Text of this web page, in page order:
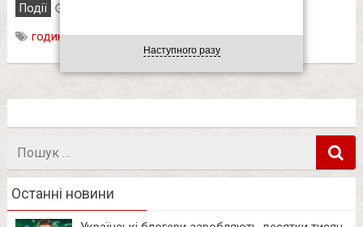
Події
година,літній час,переведення годинників
Останні новини
Наступного разу